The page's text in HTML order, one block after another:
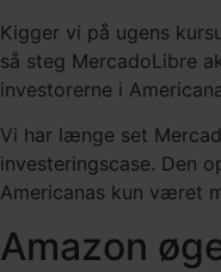
Kigger vi på ugens
så steg MercadoLibre
investorerne i
Vi har længe set
investeringscase. Den
Americanas kun været
Amazon